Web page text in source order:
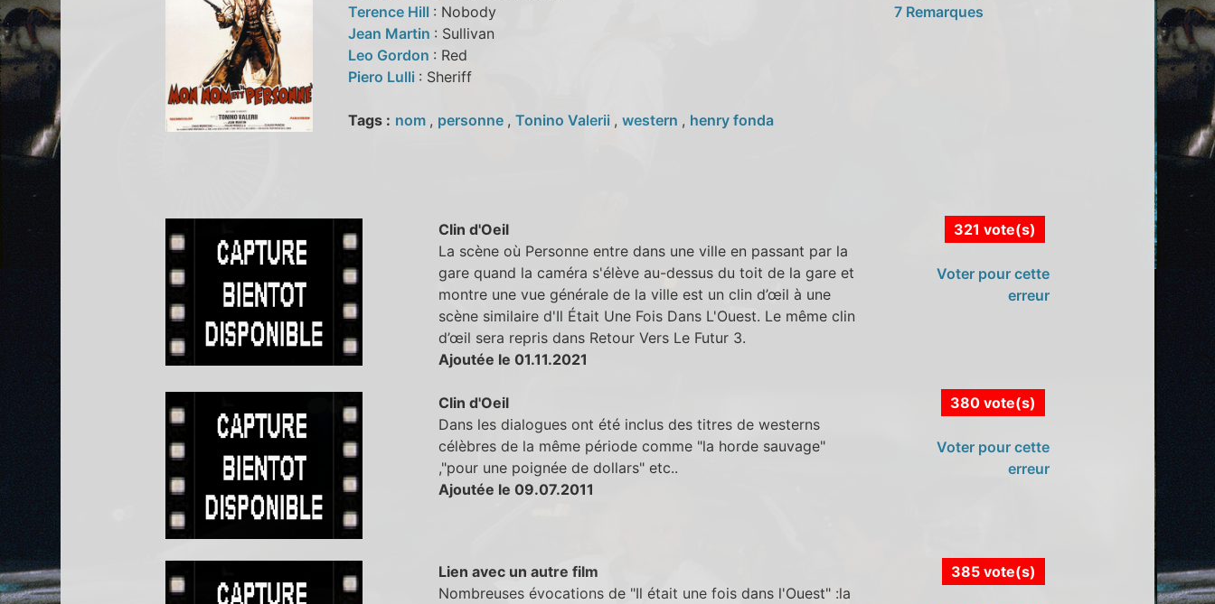
Terence Hill : Nobody
Jean Martin : Sullivan
Leo Gordon : Red
Piero Lulli : Sheriff
Tags : nom , personne , Tonino Valerii , western , henry fonda
7 Remarques
Clin d'Oeil
La scène où Personne entre dans une ville en passant par la
gare quand la caméra s'élève au-dessus du toit de la gare et
montre une vue générale de la ville est un clin d’œil à une
scène similaire d'Il Était Une Fois Dans L'Ouest. Le même clin
d’œil sera repris dans Retour Vers Le Futur 3.
Ajoutée le 01.11.2021
321 vote(s)
Voter pour cette
erreur
Clin d'Oeil
Dans les dialogues ont été inclus des titres de westerns
célèbres de la même période comme "la horde sauvage"
,"pour une poignée de dollars" etc..
Ajoutée le 09.07.2011
380 vote(s)
Voter pour cette
erreur
Lien avec un autre film
Nombreuses évocations de "Il était une fois dans l'Ouest" :la
385 vote(s)